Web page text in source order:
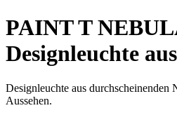
PAINT T
Designleuchte
Designleuchte aus
Aussehen.